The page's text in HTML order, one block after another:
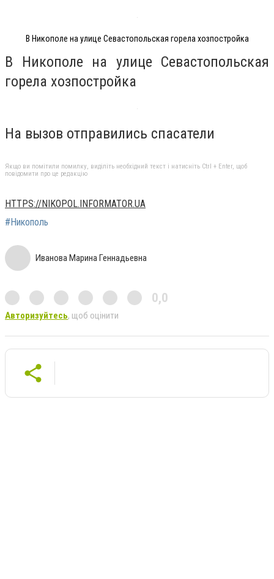
В Никополе на улице Севастопольская горела хозпостройка
В Никополе на улице Севастопольская
горела хозпостройка
На вызов отправились спасатели
Якщо ви помітили помилку, виділіть необхідний текст і натисніть Ctrl + Enter, щоб
повідомити про це редакцію
HTTPS://NIKOPOL.INFORMATOR.UA
#Никополь
Иванова Марина Геннадьевна
0,0
Авторизуйтесь, щоб оцінити